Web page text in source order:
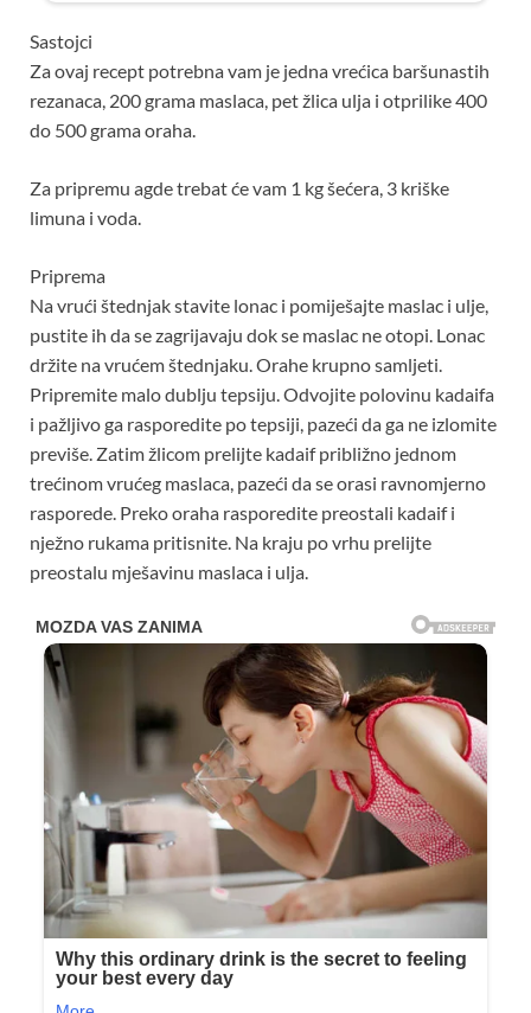
Sastojci
Za ovaj recept potrebna vam je jedna vrećica baršunastih
rezanaca, 200 grama maslaca, pet žlica ulja i otprilike 400
do 500 grama oraha.
Za pripremu agde trebat će vam 1 kg šećera, 3 kriške
limuna i voda.
Priprema
Na vrući štednjak stavite lonac i pomiješajte maslac i ulje,
pustite ih da se zagrijavaju dok se maslac ne otopi. Lonac
držite na vrućem štednjaku. Orahe krupno samljeti.
Pripremite malo dublju tepsiju. Odvojite polovinu kadaifa
i pažljivo ga rasporedite po tepsiji, pazeći da ga ne izlomite
previše. Zatim žlicom prelijte kadaif približno jednom
trećinom vrućeg maslaca, pazeći da se orasi ravnomjerno
rasporede. Preko oraha rasporedite preostali kadaif i
nježno rukama pritisnite. Na kraju po vrhu prelijte
preostalu mješavinu maslaca i ulja.